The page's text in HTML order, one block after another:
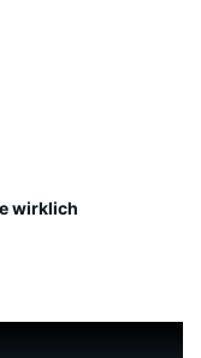
wirklich